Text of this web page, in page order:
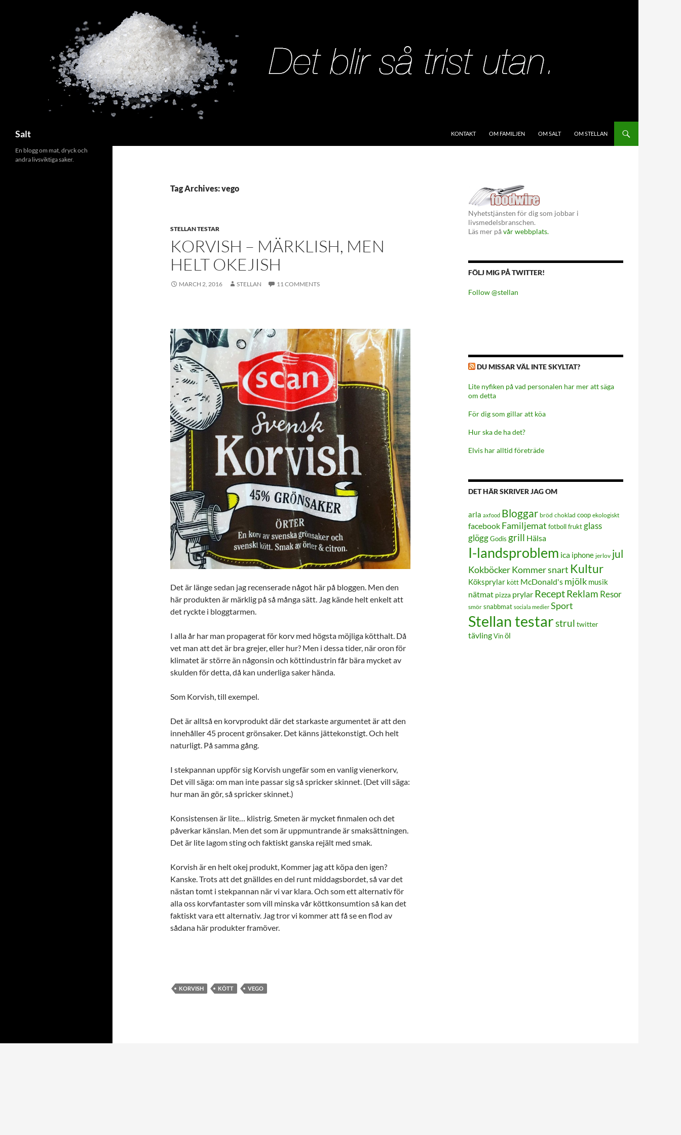
Salt
KONTAKT
OM FAMILJEN OM SALT OM STELLAN
Tag Archives: vego
STELLAN TESTAR
KORVISH – MÄRKLISH, MEN
HELT OKEJISH
MARCH 2, 2016 STELLAN 11 COMMENTS
Det är länge sedan jag recenserade något här på bloggen. Men den
här produkten är märklig på så många sätt. Jag kände helt enkelt att
det ryckte i bloggtarmen.
I alla år har man propagerat för korv med högsta möjliga kötthalt. Då
vet man att det är bra grejer, eller hur? Men i dessa tider, när oron för
klimatet är större än någonsin och köttindustrin får bära mycket av
skulden för detta, då kan underliga saker hända.
Som Korvish, till exempel.
Det är alltså en korvprodukt där det starkaste argumentet är att den
innehåller 45 procent grönsaker. Det känns jättekonstigt. Och helt
naturligt. På samma gång.
I stekpannan uppför sig Korvish ungefär som en vanlig vienerkorv,
Det vill säga: om man inte passar sig så spricker skinnet. (Det vill säga:
hur man än gör, så spricker skinnet.)
Konsistensen är lite… klistrig. Smeten är mycket finmalen och det
påverkar känslan. Men det som är uppmuntrande är smaksättningen.
Det är lite lagom sting och faktiskt ganska rejält med smak.
Korvish är en helt okej produkt, Kommer jag att köpa den igen?
Kanske. Trots att det gnälldes en del runt middagsbordet, så var det
nästan tomt i stekpannan när vi var klara. Och som ett alternativ för
alla oss korvfantaster som vill minska vår köttkonsumtion så kan det
faktiskt vara ett alternativ. Jag tror vi kommer att få se en flod av
sådana här produkter framöver.
KORVISH KÖTT VEGO
Nyhetstjänsten för dig som jobbar i
livsmedelsbranschen.
Läs mer påvår webbplats.
FÖLJ MIG PÅ TWITTER!
Follow @stellan
DU MISSAR VÄL INTE SKYLTAT?
Lite nyfiken på vad personalen har mer att säga
om detta
För dig som gillar att köa
Hur ska de ha det?
Elvis har alltid företräde
DET HÄR SKRIVER JAG OM
arla axfood Bloggar bröd choklad coop ekologiskt
facebook Familjemat fotboll frukt glass
glöggGodis grill Hälsa
I-landsproblem ica iphone jerlov jul
KokböckerKommer snart Kultur
Köksprylar kött McDonald's mjölk musik
nätmat pizza prylar ReceptReklam Resor
smör snabbmat sociala medier Sport
Stellan testarstrul twitter
tävling Vin öl
En blogg om mat, dryck och
andra livsviktiga saker.